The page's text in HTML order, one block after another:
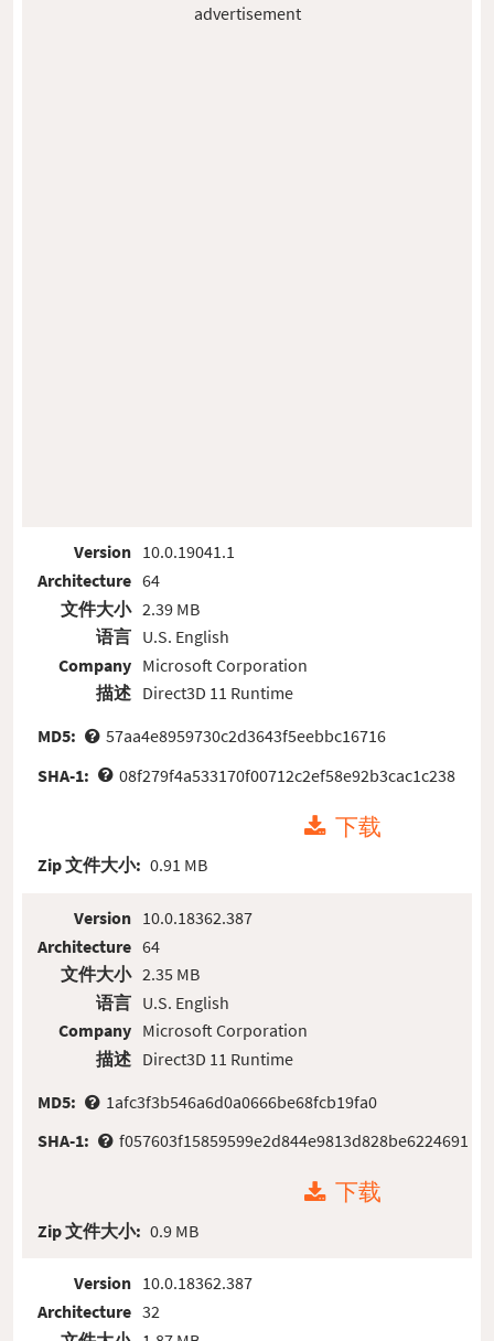
advertisement
Version
Architecture
文件大小
语言
Company
描述
10.0.19041.1
64
2.39 MB
U.S. English
Microsoft Corporation
Direct3D 11 Runtime
MD5:
57aa4e8959730c2d3643f5eebbc16716
SHA-1:
08f279f4a533170f00712c2ef58e92b3cac1c238
下载
Zip 文件大小: 0.91 MB
Version
Architecture
文件大小
语言
Company
描述
10.0.18362.387
64
2.35 MB
U.S. English
Microsoft Corporation
Direct3D 11 Runtime
MD5:
1afc3f3b546a6d0a0666be68fcb19fa0
SHA-1:
f057603f15859599e2d844e9813d828be6224691
下载
Zip 文件大小: 0.9 MB
Version
Architecture
10.0.18362.387
32